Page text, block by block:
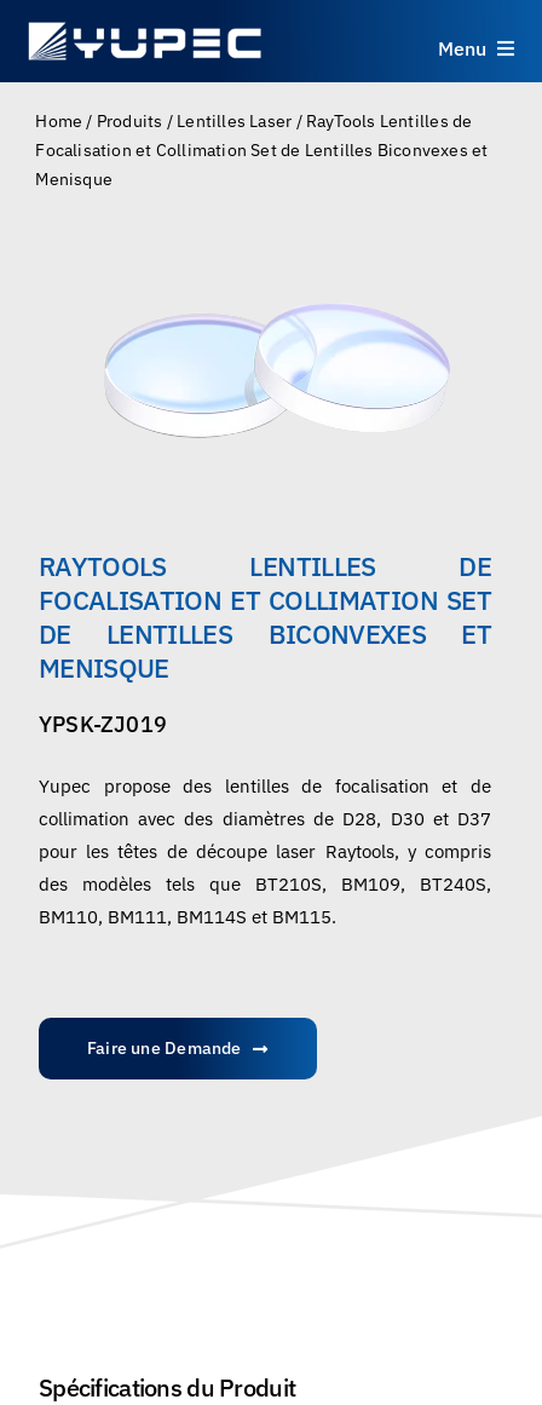
Menu
Produits
Ressources
À propos
Français
Home / Produits / Lentilles Laser / RayTools Lentilles de
Focalisation et Collimation Set de Lentilles Biconvexes et
Menisque
RAYTOOLS LENTILLES DE
FOCALISATION ET COLLIMATION SET
DE LENTILLES BICONVEXES ET
MENISQUE
YPSK-ZJ019
Yupec propose des lentilles de focalisation et de
collimation avec des diamètres de D28, D30 et D37
pour les têtes de découpe laser Raytools, y compris
des modèles tels que BT210S, BM109, BT240S,
BM110, BM111, BM114S et BM115.
Faire une Demande
Spécifications du Produit